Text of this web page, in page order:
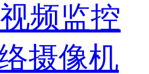
频监控
摄像机